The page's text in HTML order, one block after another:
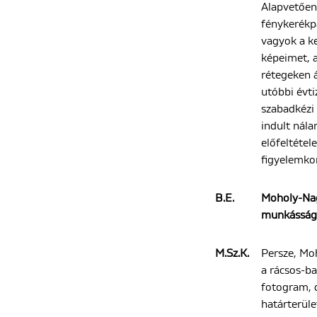
vagyok a
képeimet,
rétegeken
utóbbi
indult
B.E.
Moholy-
M.Sz.K.
Persze,
a rácsos-
fotogram,